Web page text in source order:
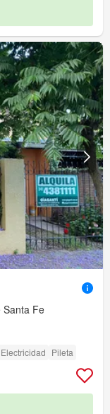
Santa Fe
Electricidad Pileta